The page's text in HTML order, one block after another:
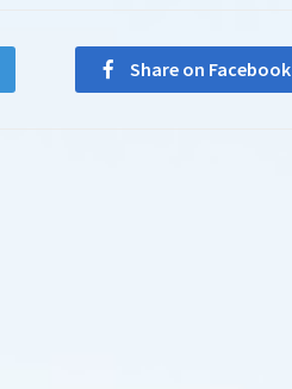
Share on Facebook